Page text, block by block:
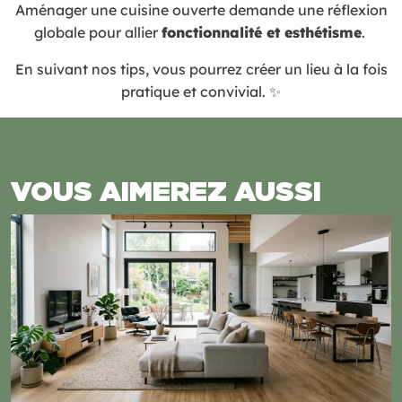
Aménager une cuisine ouverte demande une réflexion
globale pour allier fonctionnalité et esthétisme.
En suivant nos tips, vous pourrez créer un lieu à la fois
pratique et convivial. ✨
VOUS AIMEREZ AUSSI